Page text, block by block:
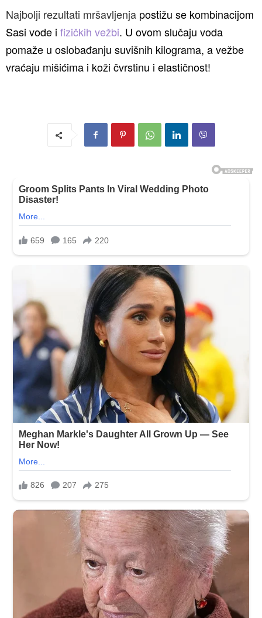
Najbolji rezultati mršavljenja postižu se kombinacijom
Sasi vode i fizičkih vežbi. U ovom slučaju voda
pomaže u oslobađanju suvišnih kilograma, a vežbe
vraćaju mišićima i koži čvrstinu i elastičnost!